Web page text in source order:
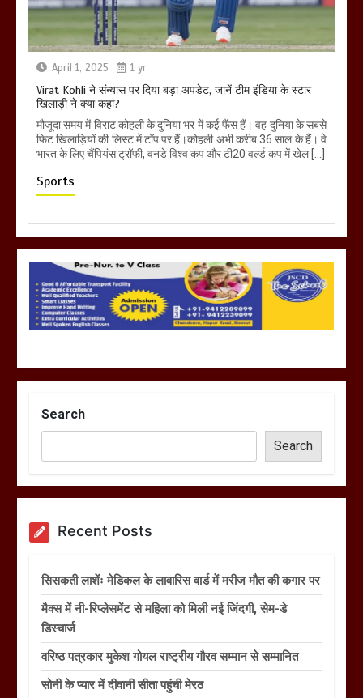
April 1, 2025 1 yr
Virat Kohli ने संन्यास पर दिया बड़ा अपडेट, जानें टीम इंडिया के स्टार
खिलाड़ी ने क्या कहा?
मौजूदा समय में विराट कोहली के दुनिया भर में कई फैंस हैं। वह दुनिया के सबसे
फिट खिलाड़ियों की लिस्ट में टॉप पर हैं।कोहली अभी करीब 36 साल के हैं। वे
भारत के लिए चैंपियंस ट्रॉफी, वनडे विश्व कप और टी20 वर्ल्ड कप में खेल […]
Sports
Search
Search
Recent Posts
सिसकती लाशेंः मेडिकल के लावारिस वार्ड में मरीज मौत की कगार पर
मैक्स में नी-रिप्लेसमेंट से महिला को मिली नई जिंदगी, सेम-डे
डिस्चार्ज
वरिष्ठ पत्रकार मुकेश गोयल राष्ट्रीय गौरव सम्मान से सम्मानित
सोनी के प्यार में दीवानी सीता पहुंची मेरठ